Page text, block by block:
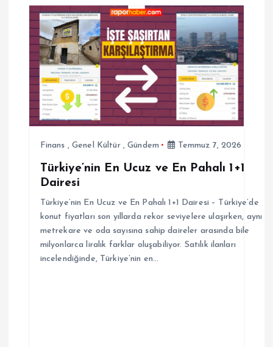
n
m
e
s
Finans ,Genel Kültür,Gündem Temmuz 7, 2026
Türkiye’nin En Ucuz ve En Pahalı 1+1
Dairesi
Türkiye’nin En Ucuz ve En Pahalı 1+1 Dairesi – Türkiye’de
konut fiyatları son yıllarda rekor seviyelere ulaşırken, aynı
metrekare ve oda sayısına sahip daireler arasında bile
milyonlarca liralık farklar oluşabiliyor. Satılık ilanları
incelendiğinde, Türkiye’nin en…